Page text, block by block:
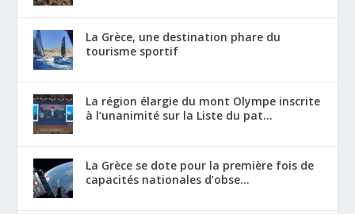
La Grèce, une destination phare du
tourisme sportif
La région élargie du mont Olympe inscrite
à l’unanimité sur la Liste du pat...
La Grèce se dote pour la première fois de
capacités nationales d’obse...